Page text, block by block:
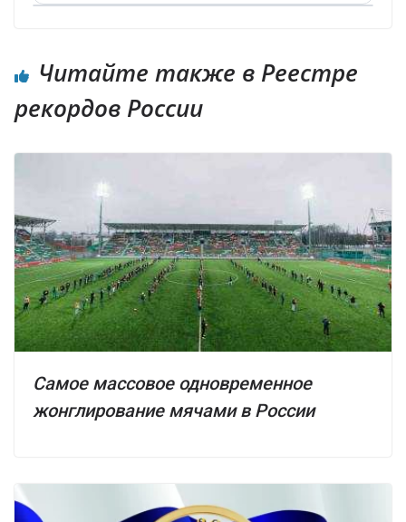
Читайте также в Реестре
рекордов России
Самое массовое одновременное
жонглирование мячами в России